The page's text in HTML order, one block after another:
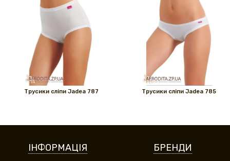
Трусики сліпи Jadea 787 Трусики сліпи Jadea 785
ІНФОРМАЦІЯ БРЕНДИ